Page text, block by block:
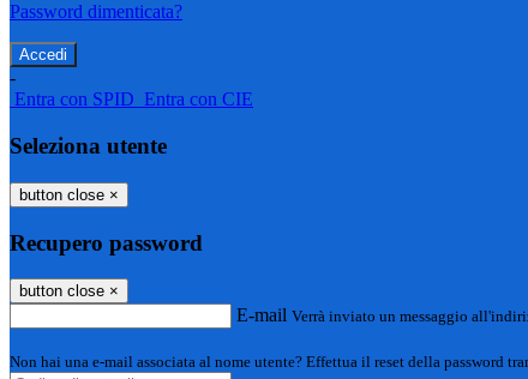
Password dimenticata?
-
Entra con SPID Entra con CIE
Seleziona utente
button close ×
Recupero password
button close ×
E-mail Verrà inviato un messaggio
Non hai una e-mail associata al nome utente? Effettua il reset della password